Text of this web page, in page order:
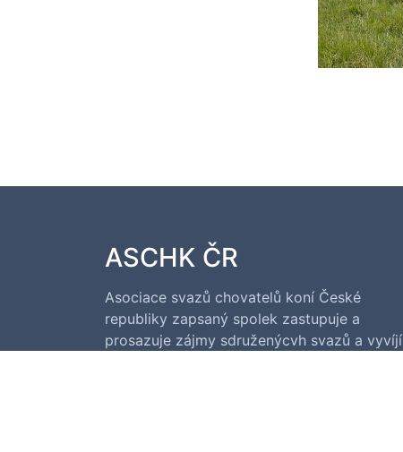
ASCHK ČR
Asociace svazů chovatelů koní České
republiky zapsaný spolek zastupuje a
prosazuje zájmy sdruženýcvh svazů a vyvíjí